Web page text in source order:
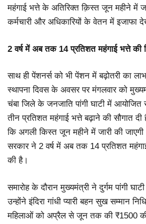
महंगाई भत्ते के अतिरिक्त क़िस्त जून महीने में
कर्मचारी और अधिकारियों के वेतन में इजाफा
2 वर्ष में अब तक 14 प्रतिशत महंगाई भत्ते की
साथ ही पेंशनर्स को भी पेंशन में बढ़ोतरी का
स्थापना दिवस के अवसर पर मंगलवार को
चंबा जिले के जनजाति पांगी घाटी में आयोजित
तीन प्रतिशत महंगाई भत्ते बढ़ाने की सौगात
कि अगली किस्त जून महीने में जारी की
सरकार ने 2 वर्ष में अब तक 14 प्रतिशत
की है।
समारोह के दौरान मुख्यमंत्री ने दुर्गम पांगी
उन्होंने इंदिरा गांधी प्यारी बहन सुख सम्मान
महिलाओं को अप्रैल से जून तक की ₹1500